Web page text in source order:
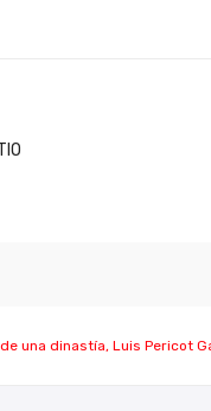
una dinastía, Luis Pericot